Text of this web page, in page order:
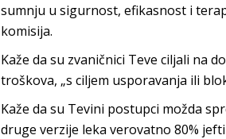
sumnju u sigurnost, efikasnost i
komisija.
Kaže da su zvaničnici Teve ciljali na
troškova, „s ciljem usporavanja ili
Kaže da su Tevini postupci možda
druge verzije leka verovatno 80%